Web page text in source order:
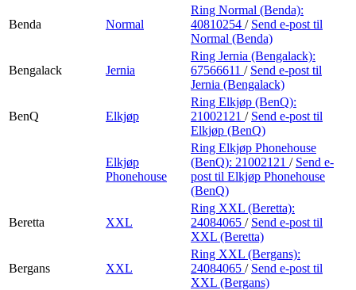
Benda Normal
Ring Normal (Benda):
40810254 / Send e-post til
Normal (Benda)
Bengalack Jernia
Ring Jernia (Bengalack):
67566611 / Send e-post til
Jernia (Bengalack)
BenQ Elkjøp
Ring Elkjøp (BenQ):
21002121 / Send e-post til
Elkjøp (BenQ)
Elkjøp
Phonehouse
Ring Elkjøp Phonehouse
(BenQ): 21002121 / Send e-
post til Elkjøp Phonehouse
(BenQ)
Beretta XXL
Ring XXL (Beretta):
24084065 / Send e-post til
XXL (Beretta)
Bergans XXL
Ring XXL (Bergans):
24084065 / Send e-post til
XXL (Bergans)